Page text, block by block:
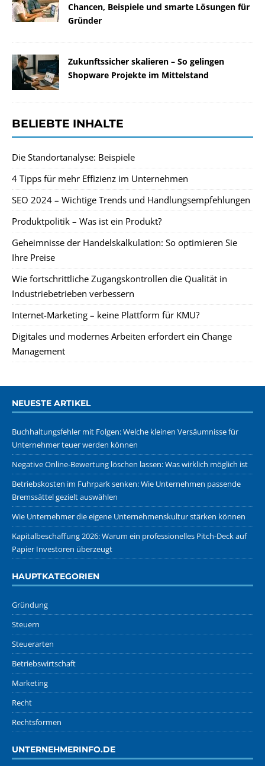
Chancen, Beispiele und smarte Lösungen für
Gründer
Zukunftssicher skalieren – So gelingen
Shopware Projekte im Mittelstand
BELIEBTE INHALTE
Die Standortanalyse: Beispiele
4 Tipps für mehr Effizienz im Unternehmen
SEO 2024 – Wichtige Trends und Handlungsempfehlungen
Produktpolitik – Was ist ein Produkt?
Geheimnisse der Handelskalkulation: So optimieren Sie
Ihre Preise
Wie fortschrittliche Zugangskontrollen die Qualität in
Industriebetrieben verbessern
Internet-Marketing – keine Plattform für KMU?
Digitales und modernes Arbeiten erfordert ein Change
Management
NEUESTE ARTIKEL
Buchhaltungsfehler mit Folgen: Welche kleinen Versäumnisse für
Unternehmer teuer werden können
Negative Online-Bewertung löschen lassen: Was wirklich möglich ist
Betriebskosten im Fuhrpark senken: Wie Unternehmen passende
Bremssättel gezielt auswählen
Wie Unternehmer die eigene Unternehmenskultur stärken können
Kapitalbeschaffung 2026: Warum ein professionelles Pitch-Deck auf
Papier Investoren überzeugt
HAUPTKATEGORIEN
Gründung
Steuern
Steuerarten
Betriebswirtschaft
Marketing
Recht
Rechtsformen
UNTERNEHMERINFO.DE